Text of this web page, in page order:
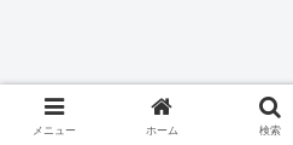
メニュー ホーム 検索